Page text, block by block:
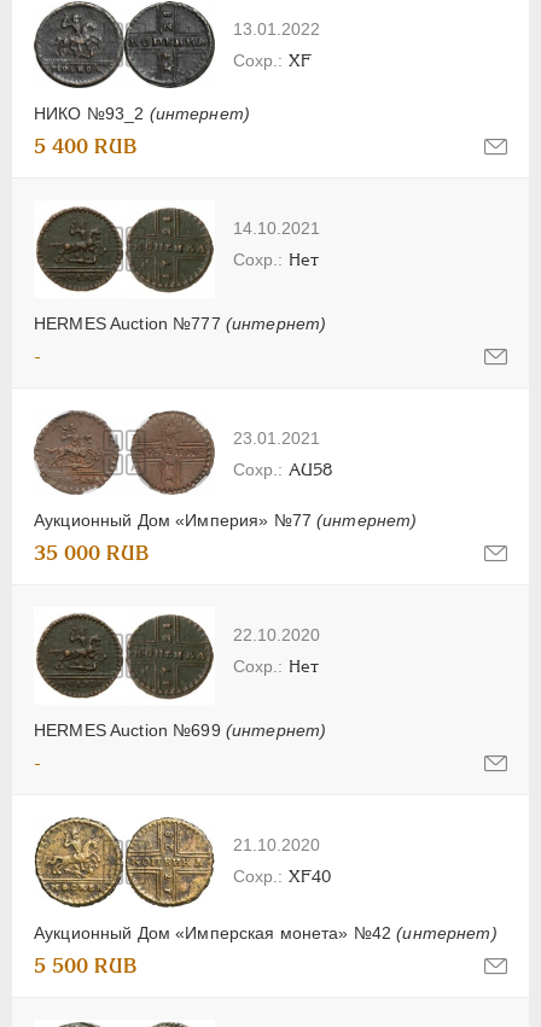
13.01.2022
НИКО №93_2 (интернет)
XF
5 400 RUB
14.10.2021
HERMES Auction №777 (интернет)
Нет
-
23.01.2021
Аукционный Дом «Империя» №77(интернет)
AU58
35 000 RUB
22.10.2020
HERMES Auction №699 (интернет)
Нет
-
21.10.2020
Аукционный Дом «Имперская монета» №42(интернет)
XF40
5 500 RUB